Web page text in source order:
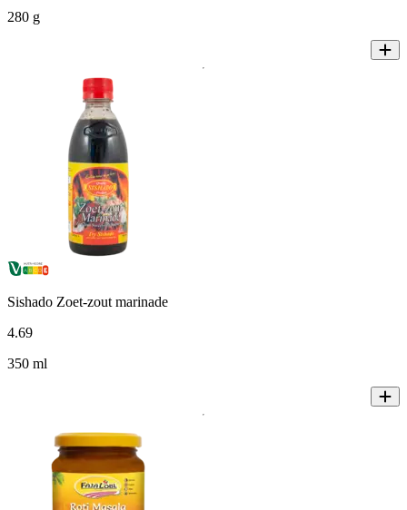
280 g
Sishado Zoet-zout marinade
4.69
350 ml